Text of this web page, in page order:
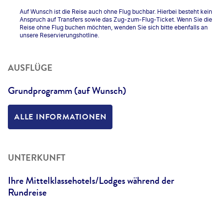
Auf Wunsch ist die Reise auch ohne Flug buchbar. Hierbei besteht kein
Anspruch auf Transfers sowie das Zug-zum-Flug-Ticket. Wenn Sie die
Reise ohne Flug buchen möchten, wenden Sie sich bitte ebenfalls an
unsere Reservierungshotline.
AUSFLÜGE
Grundprogramm (auf Wunsch)
ALLE INFORMATIONEN
UNTERKUNFT
Ihre Mittelklassehotels/Lodges während der
Rundreise